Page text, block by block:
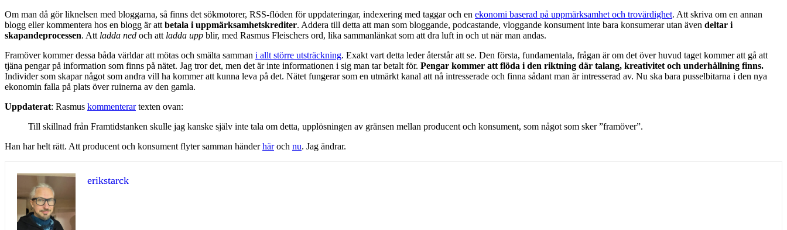
Om man då gör liknelsen med bloggarna, så finns det sökmotorer, RSS-flöden för uppdateringar, indexering med taggar och en ekonomi baserad på uppmärksamhet och trovärdighet. Att skriva om en annan
blogg eller kommentera hos en blogg är att betala i uppmärksamhetskrediter. Addera till detta att man som bloggande, podcastande, vloggande konsument inte bara konsumerar utan även deltar i
skapandeprocessen. Att ladda ned och att ladda upp blir, med Rasmus Fleischers ord, lika sammanlänkat som att dra luft in och ut när man andas.
Framöver kommer dessa båda världar att mötas och smälta samman i allt större utsträckning. Exakt vart detta leder återstår att se. Den första, fundamentala, frågan är om det över huvud taget kommer att gå att
tjäna pengar på information som finns på nätet. Jag tror det, men det är inte informationen i sig man tar betalt för. Pengar kommer att flöda i den riktning där talang, kreativitet och underhållning finns.
Individer som skapar något som andra vill ha kommer att kunna leva på det. Nätet fungerar som en utmärkt kanal att nå intresserade och finna sådant man är intresserad av. Nu ska bara pusselbitarna i den nya
ekonomin falla på plats över ruinerna av den gamla.
Uppdaterat: Rasmus kommenterartexten ovan:
Till skillnad från Framtidstanken skulle jag kanske själv inte tala om detta, upplösningen av gränsen mellan producent och konsument, som något som sker ”framöver”.
Han har helt rätt. Att producent och konsument flyter samman händerhäroch nu. Jag ändrar.
erikstarck